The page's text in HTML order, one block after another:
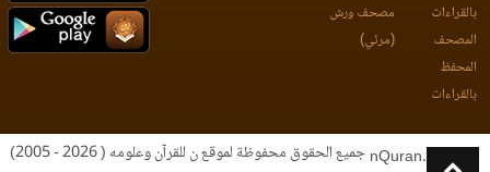
بالقراءات
المصحف
المحفظ
بالقراءات
مصحف ورش
(مرئي)
جميع الحقوق محفوظة لموقع ن للقرآن وعلومه ( 2026 - 2005) nQuran.com